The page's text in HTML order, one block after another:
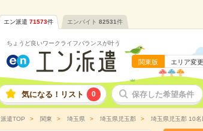
エン派遣 71573件 エンバイト 82531件
ちょうど良いワークライフバランスが叶う
関東版 エリア変更
気になる！リスト 0 保存した希望条件
派遣TOP 関東 埼玉県 埼玉県児玉郡 埼玉県児玉郡 10